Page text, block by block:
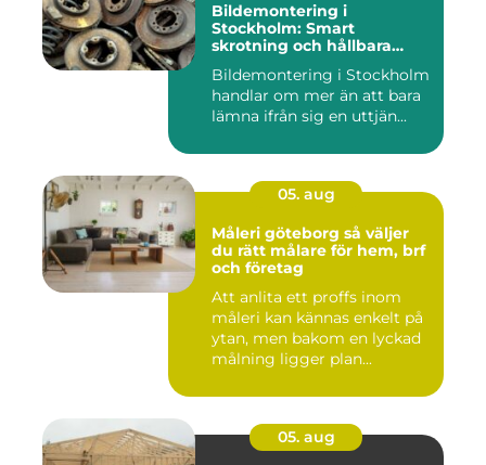
Bildemontering i
Stockholm: Smart
skrotning och hållbara
Bildemontering i Stockholm
handlar om mer än att bara
lämna ifrån sig en uttjän...
05. aug
Måleri göteborg så väljer
du rätt målare för hem, brf
och företag
Att anlita ett proffs inom
måleri kan kännas enkelt på
ytan, men bakom en lyckad
målning ligger plan...
05. aug